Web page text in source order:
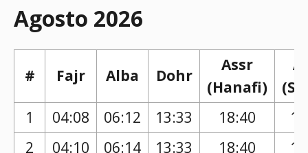
Agosto 2026
# Fajr Alba Dohr
Assr
(Hanafi)
1
04:08 06:12 13:33 18:40
2
04:10 06:14 13:33 18:40